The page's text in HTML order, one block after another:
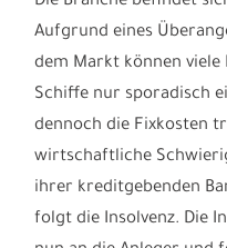
Am 13.09.2012 wurde
Insolvenzverfahren
Die Branche befindet
Aufgrund eines
dem Markt können viele
Schiffe nur sporadisch
dennoch die Fixkosten
wirtschaftliche